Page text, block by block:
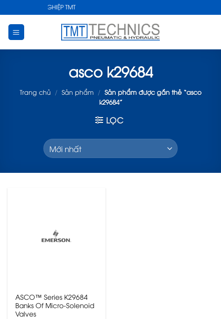
to
content
CÔNG NGHIỆP TMT
asco k29684
Trang chủ / Sản phẩm / Sản phẩm được gắn thẻ “asco
k29684”
LỌC
ASCO™ Series K29684
Banks Of Micro-Solenoid
Valves